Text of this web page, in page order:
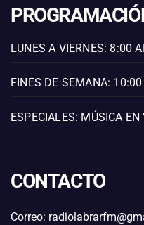
LUNES A VIERNES: 8:00
FINES DE SEMANA:
ESPECIALES: MÚSICA EN
CONTACTO
Correo: